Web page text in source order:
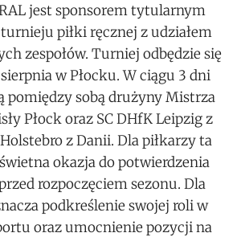
jest sponsorem tytularnym
piłki ręcznej z udziałem
zespołów. Turniej odbędzie się
w Płocku. W ciągu 3 dni
pomiędzy sobą drużyny Mistrza
Płock oraz SC DHfK Leipzig z
z Danii. Dla piłkarzy ta
okazja do potwierdzenia
rozpoczęciem sezonu. Dla
podkreślenie swojej roli w
oraz umocnienie pozycji na